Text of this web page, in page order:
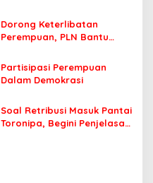
Dorong Keterlibatan
Perempuan, PLN Bantu
Kelompok Wanita Tani
Lampoko
Partisipasi Perempuan
Dalam Demokrasi
Soal Retribusi Masuk Pantai
Toronipa, Begini Penjelasan